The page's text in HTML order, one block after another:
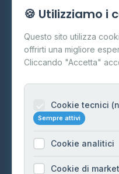
Cos'è il GPL
FAQ
Contatti
Informazioni legali
Cookie Policy
Preferenze Cookie
🍪 Utilizziamo i
Questo sito utilizza
offrirti una migliore
Cliccando "Accetta"
Cookie tecnici
Sempre attivi
Cookie analitici
Cookie di